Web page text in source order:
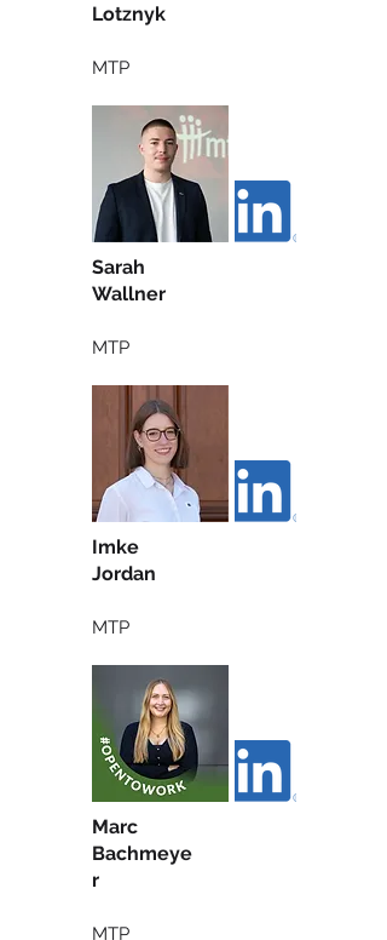
Lotznyk
MTP
Sarah
Wallner
MTP
Imke
Jordan
MTP
Marc
Bachmeye
r
MTP